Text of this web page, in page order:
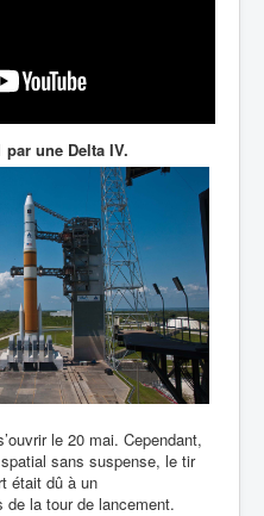
par une Delta IV.
le 20 mai. Cependant,
spatial sans suspense, le tir
était dû à un
de la tour de lancement.